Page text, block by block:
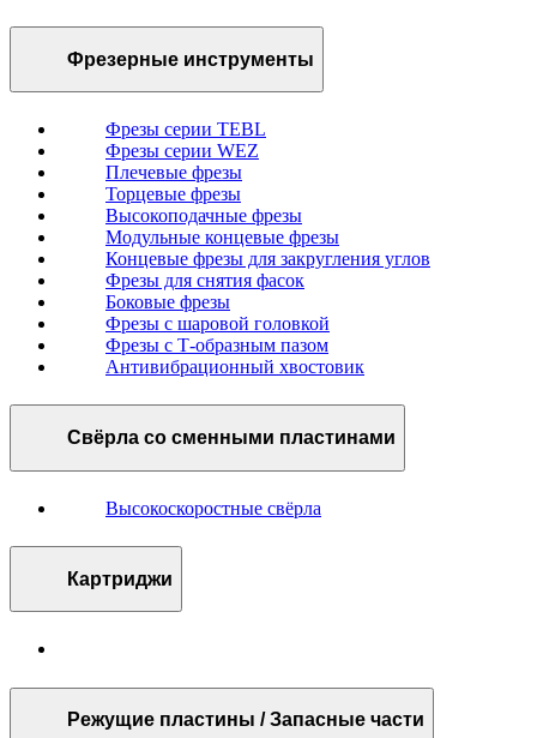
Фрезерные инструменты
Фрезы серии TEBL
Фрезы серии WEZ
Плечевые фрезы
Торцевые фрезы
Высокоподачные фрезы
Модульные концевые фрезы
Концевые фрезы для закругления углов
Фрезы для снятия фасок
Боковые фрезы
Фрезы с шаровой головкой
Фрезы с Т-образным пазом
Антивибрационный хвостовик
Свёрла со сменными пластинами
Высокоскоростные свёрла
Картриджи
Режущие пластины / Запасные части